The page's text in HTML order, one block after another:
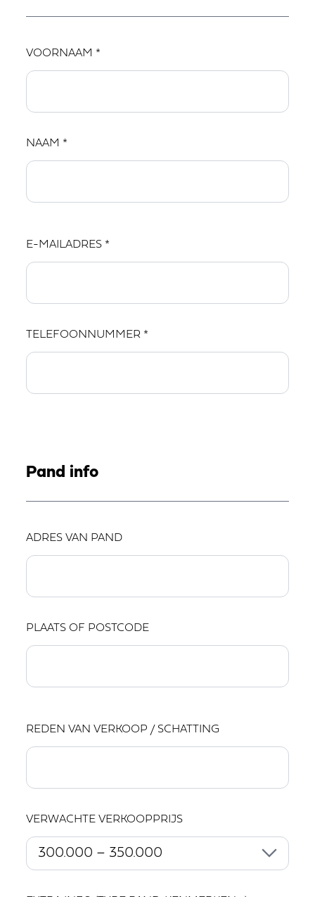
VOORNAAM *
NAAM *
E-MAILADRES *
TELEFOONNUMMER *
Pand info
ADRES VAN PAND
PLAATS OF POSTCODE
REDEN VAN VERKOOP / SCHATTING
VERWACHTE VERKOOPPRIJS